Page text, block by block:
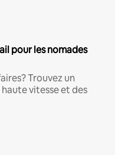
pour les nomades
Trouvez un
vitesse et des